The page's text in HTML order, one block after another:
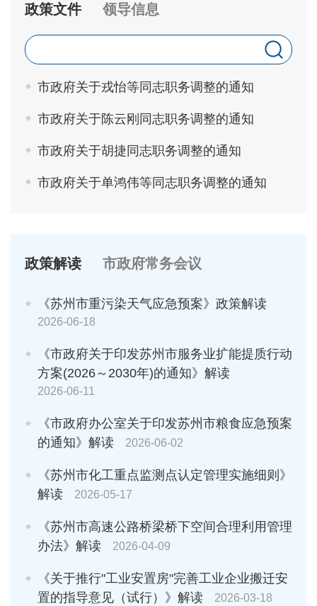
政策文件 领导信息
市政府关于戎怡等同志职务调整的通知
市政府关于陈云刚同志职务调整的通知
市政府关于胡捷同志职务调整的通知
市政府关于单鸿伟等同志职务调整的通知
政策解读 市政府常务会议
《苏州市重污染天气应急预案》政策解读
2026-06-18
《市政府关于印发苏州市服务业扩能提质行动
方案(2026～2030年)的通知》解读
2026-06-11
《市政府办公室关于印发苏州市粮食应急预案
的通知》解读
2026-06-02
《苏州市化工重点监测点认定管理实施细则》
解读
2026-05-17
《苏州市高速公路桥梁桥下空间合理利用管理
办法》解读
2026-04-09
《关于推行"工业安置房"完善工业企业搬迁安
置的指导意见（试行）》解读
2026-03-18